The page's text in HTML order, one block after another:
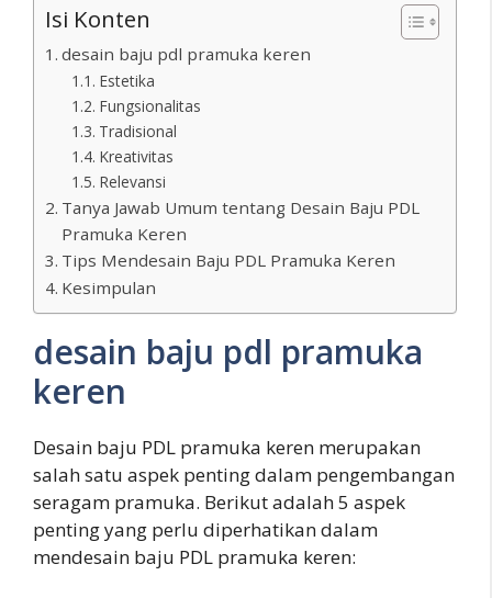
Isi Konten
desain baju pdl pramuka keren
Estetika
Fungsionalitas
Tradisional
Kreativitas
Relevansi
Tanya Jawab Umum tentang Desain Baju PDL
Pramuka Keren
Tips Mendesain Baju PDL Pramuka Keren
Kesimpulan
desain baju pdl pramuka
keren
Desain baju PDL pramuka keren merupakan
salah satu aspek penting dalam pengembangan
seragam pramuka. Berikut adalah 5 aspek
penting yang perlu diperhatikan dalam
mendesain baju PDL pramuka keren: